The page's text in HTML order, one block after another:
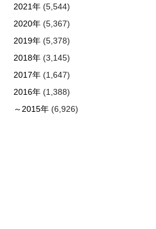
2021年(5,544)
2020年(5,367)
2019年(5,378)
2018年(3,145)
2017年(1,647)
2016年(1,388)
～2015年(6,926)